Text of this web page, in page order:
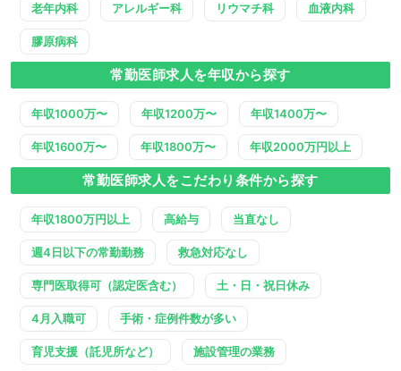
老年内科 アレルギー科 リウマチ科 血液内科
膠原病科
常勤医師求人を年収から探す
年収1000万〜 年収1200万〜 年収1400万〜
年収1600万〜 年収1800万〜 年収2000万円以上
常勤医師求人をこだわり条件から探す
年収1800万円以上 高給与 当直なし
週4日以下の常勤勤務 救急対応なし
専門医取得可（認定医含む） 土・日・祝日休み
4月入職可 手術・症例件数が多い
育児支援（託児所など） 施設管理の業務